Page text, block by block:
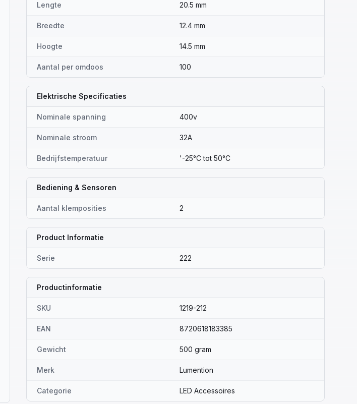
Lengte 20.5 mm
Breedte 12.4 mm
Hoogte 14.5 mm
Aantal per omdoos 100
Elektrische Specificaties
Nominale spanning 400v
Nominale stroom 32A
Bedrijfstemperatuur '-25°C tot 50°C
Bediening & Sensoren
Aantal klemposities 2
Product Informatie
Serie 222
Productinformatie
SKU 1219-212
EAN 8720618183385
Gewicht 500 gram
Merk Lumention
Categorie LED Accessoires